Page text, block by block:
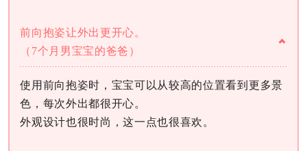
前向抱姿让外出更开心。
（7个月男宝宝的爸爸）
使用前向抱姿时，宝宝可以从较高的位置看到更多景
色，每次外出都很开心。
外观设计也很时尚，这一点也很喜欢。